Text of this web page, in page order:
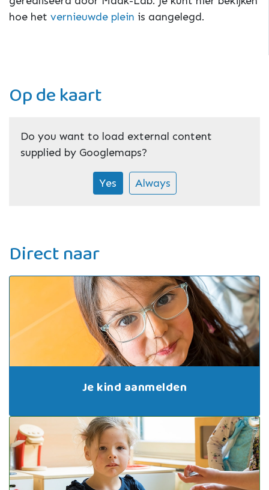
hoe het vernieuwde plein is aangelegd.
Op de kaart
Do you want to load external content
supplied by Googlemaps?
Yes Always
Direct naar
Je kind aanmelden